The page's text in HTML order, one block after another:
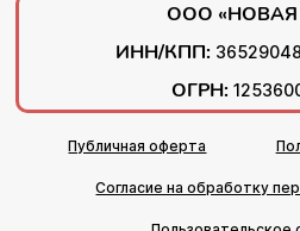
ООО «НОВАЯ
ИНН/КПП:
ОГРН:
Публичная оферта
Согласие на обработку